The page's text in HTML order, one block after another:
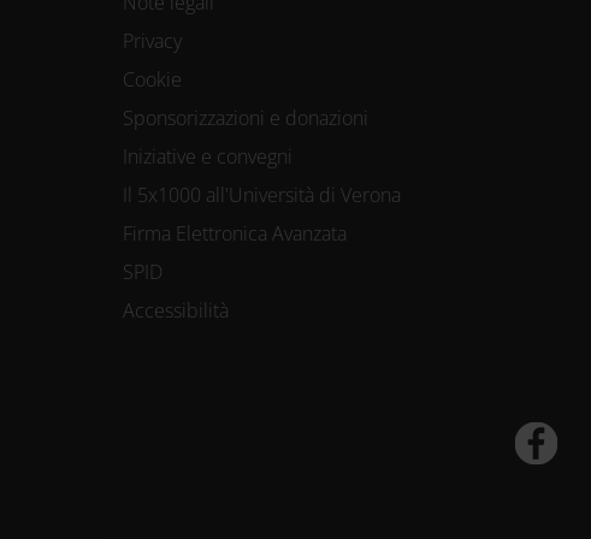
Privacy
Cookie
Sponsorizzazioni e donazioni
Iniziative e convegni
Il 5x1000 all'Università di Verona
Firma Elettronica Avanzata
SPID
Accessibilità